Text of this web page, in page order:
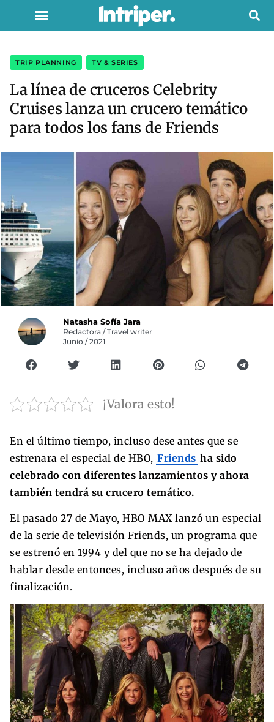
TRIP PLANNING TV & SERIES
La línea de cruceros Celebrity
Cruises lanza un crucero temático
para todos los fans de Friends
Natasha Sofía Jara
Redactora / Travel writer
Junio / 2021
¡Valora esto!
En el último tiempo, incluso dese antes que se
estrenara el especial de HBO, Friends ha sido
celebrado con diferentes lanzamientos y ahora
también tendrá su crucero temático.
El pasado 27 de Mayo, HBO MAX lanzó un especial
de la serie de televisión Friends, un programa que
se estrenó en 1994 y del que no se ha dejado de
hablar desde entonces, incluso años después de su
finalización.